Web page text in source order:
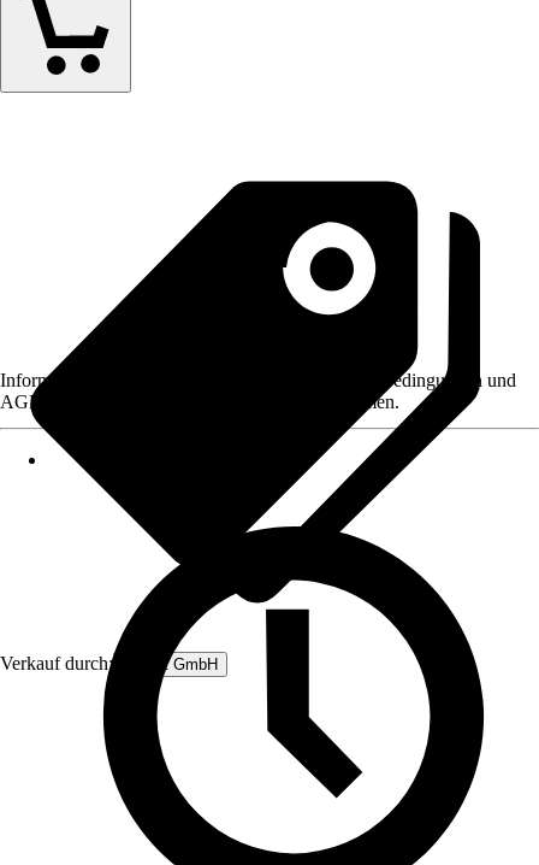
Verkauf durch: Rubart GmbH
Informationen des Verkäufers, wie z. B. Rückgabebedingungen und
AGB, finden Sie bei Klick auf den Verkäufernamen.